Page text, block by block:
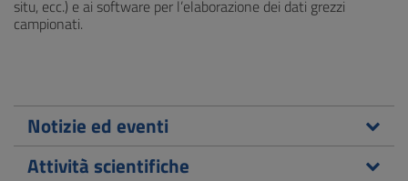
situ, ecc.) e ai software per l’elaborazione dei dati grezzi
campionati.
Notizie ed eventi
Attività scientifiche